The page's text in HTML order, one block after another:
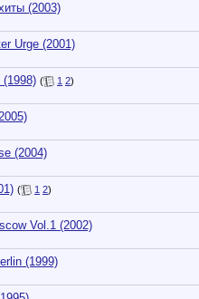
(2003)
Urge (2001)
( 1 2)
(2004)
( 1 2)
Vol.1 (2002)
(1999)